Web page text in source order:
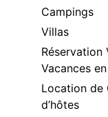
Campings
Villas
Réservation
Vacances
Location de
d’hôtes